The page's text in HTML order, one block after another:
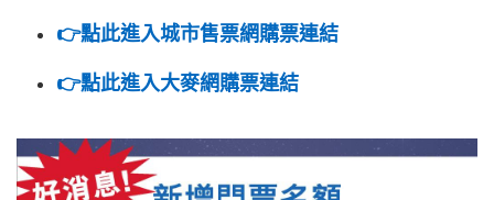
👉點此進入城市售票網購票連結
👉點此進入大麥網購票連結